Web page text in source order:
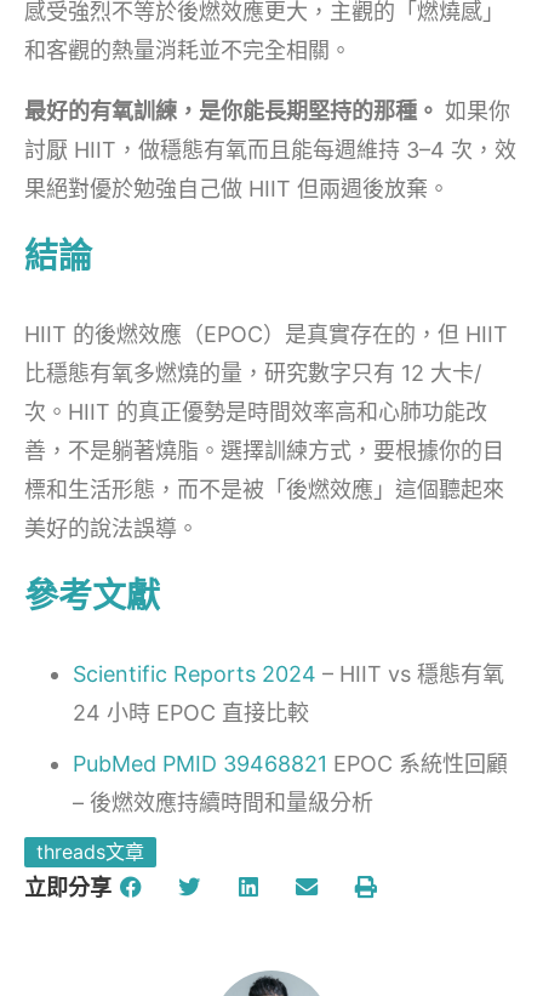
感受強烈不等於後燃效應更大，主觀的「燃燒感」
和客觀的熱量消耗並不完全相關。
最好的有氧訓練，是你能長期堅持的那種。 如果你
討厭 HIIT，做穩態有氧而且能每週維持 3–4 次，效
果絕對優於勉強自己做 HIIT 但兩週後放棄。
結論
HIIT 的後燃效應（EPOC）是真實存在的，但 HIIT
比穩態有氧多燃燒的量，研究數字只有 12 大卡/
次。HIIT 的真正優勢是時間效率高和心肺功能改
善，不是躺著燒脂。選擇訓練方式，要根據你的目
標和生活形態，而不是被「後燃效應」這個聽起來
美好的說法誤導。
參考文獻
Scientific Reports 2024 – HIIT vs 穩態有氧
24 小時 EPOC 直接比較
PubMed PMID 39468821 EPOC 系統性回顧
– 後燃效應持續時間和量級分析
threads文章
立即分享